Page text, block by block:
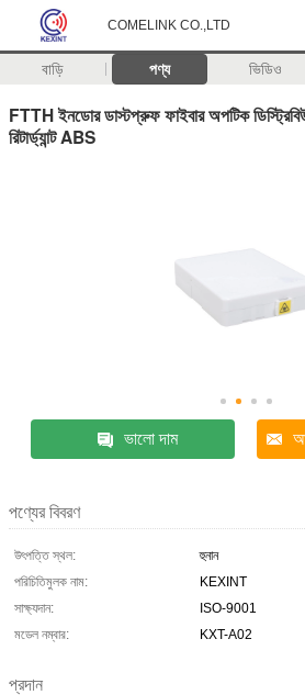
COMELINK CO.,LTD
বাড়ি পণ্য ভিডিও
FTTH ইনডোর ডাস্টপ্রুফ ফাইবার অপটিক
রিটার্ড্যান্ট ABS
ভালো দাম
পণ্যের বিবরণ
উৎপত্তি স্থল:
হুনান
পরিচিতিমুলক নাম:
KEXINT
সাক্ষ্যদান:
ISO-9001
মডেল নম্বার:
KXT-A02
প্রদান